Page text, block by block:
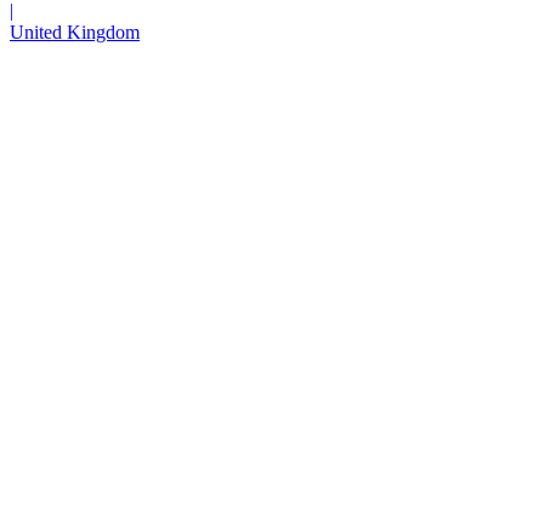
|
United Kingdom